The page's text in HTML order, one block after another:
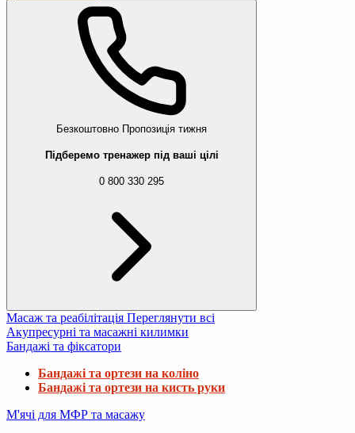
Безкоштовно Пропозиція тижня
Підберемо тренажер під ваші цілі
0 800 330 295
Масаж та реабілітація Переглянути всі
Акупресурні та масажні килимки
Бандажі та фіксатори
Бандажі та ортези на коліно
Бандажі та ортези на кисть руки
М'ячі для МФР та масажу